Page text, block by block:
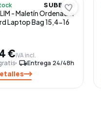
SUBBLIM
- Maletín Ordenador
Laptop Bag 15,4-16
€IVA incl.
local_shippingEntrega 24/48h